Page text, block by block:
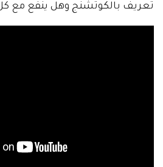
تعريف بالكوتشنج وهل ينفع مع